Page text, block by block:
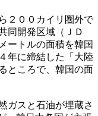
２００カイリ圏外で
同開発区域（ＪＤ
ートルの面積を韓国
年に締結した「大陸
ところで、韓国の面
ガスと石油が埋蔵さ